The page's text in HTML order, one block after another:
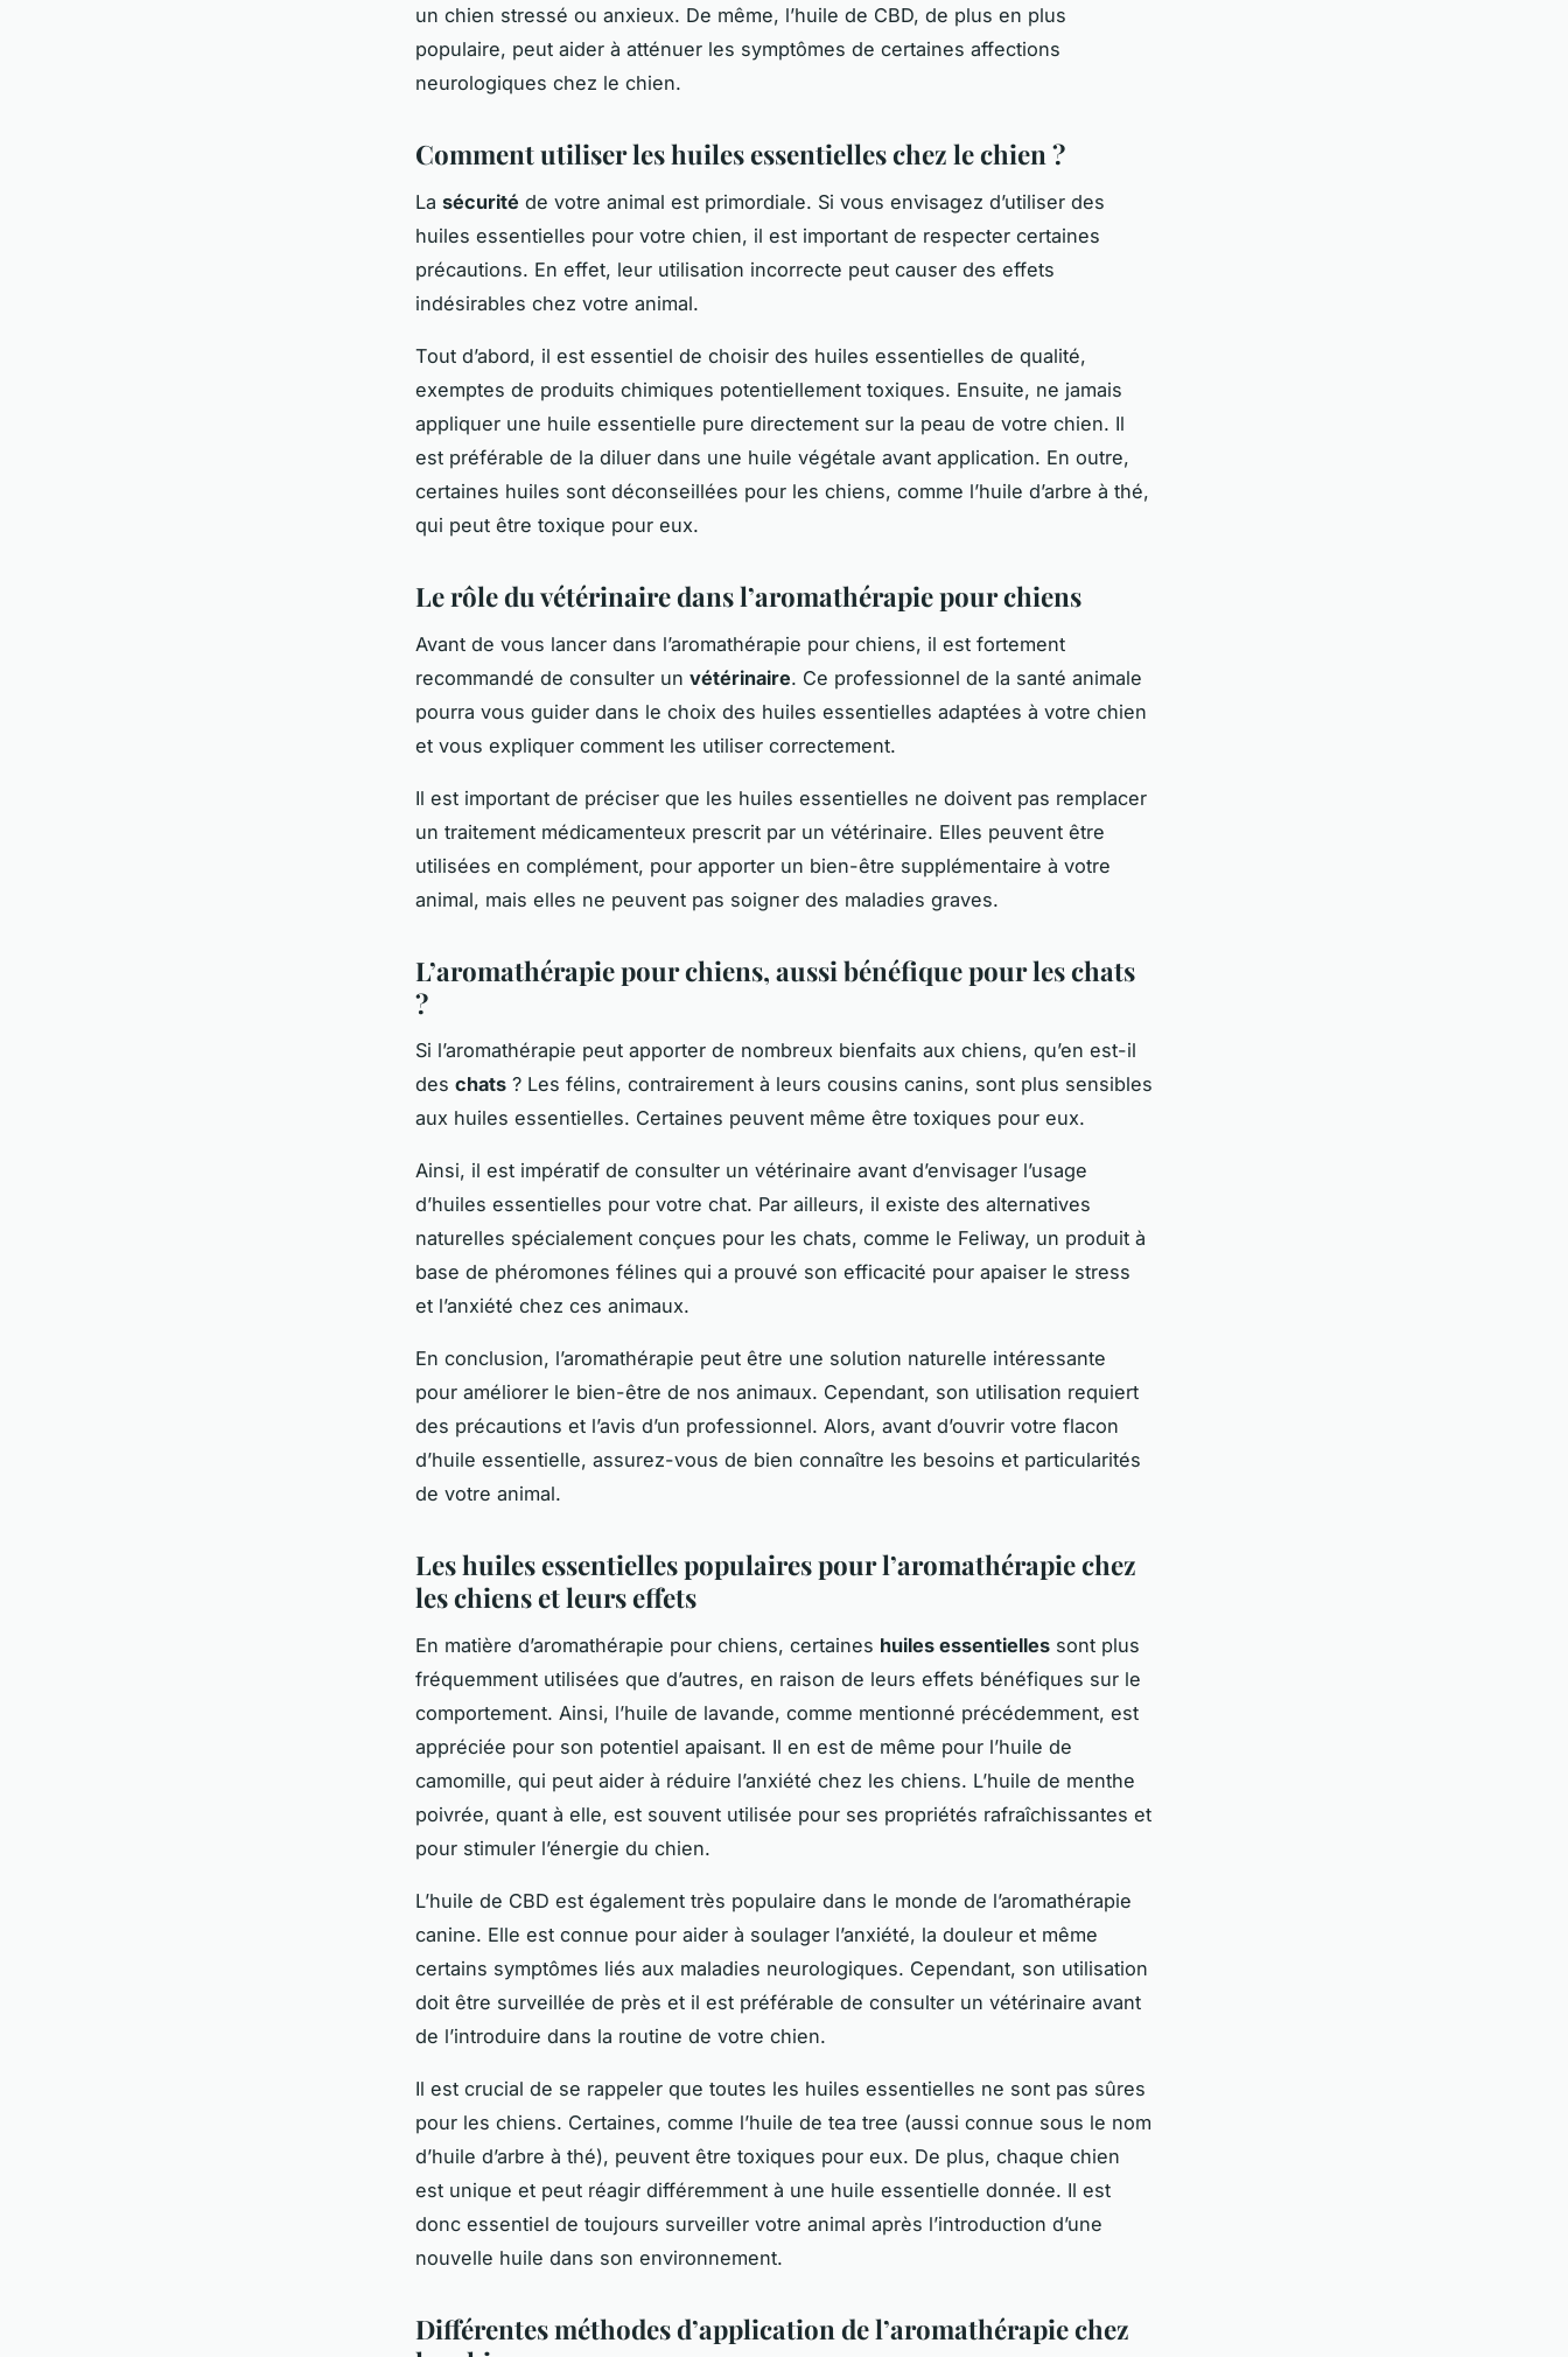
un chien stressé ou anxieux. De même, l’huile de CBD, de plus en plus
populaire, peut aider à atténuer les symptômes de certaines affections
neurologiques chez le chien.
Comment utiliser les huiles essentielles chez le chien ?
La sécurité de votre animal est primordiale. Si vous envisagez d’utiliser des
huiles essentielles pour votre chien, il est important de respecter certaines
précautions. En effet, leur utilisation incorrecte peut causer des effets
indésirables chez votre animal.
Tout d’abord, il est essentiel de choisir des huiles essentielles de qualité,
exemptes de produits chimiques potentiellement toxiques. Ensuite, ne jamais
appliquer une huile essentielle pure directement sur la peau de votre chien. Il
est préférable de la diluer dans une huile végétale avant application. En outre,
certaines huiles sont déconseillées pour les chiens, comme l’huile d’arbre à thé,
qui peut être toxique pour eux.
Le rôle du vétérinaire dans l’aromathérapie pour chiens
Avant de vous lancer dans l’aromathérapie pour chiens, il est fortement
recommandé de consulter un vétérinaire. Ce professionnel de la santé animale
pourra vous guider dans le choix des huiles essentielles adaptées à votre chien
et vous expliquer comment les utiliser correctement.
Il est important de préciser que les huiles essentielles ne doivent pas remplacer
un traitement médicamenteux prescrit par un vétérinaire. Elles peuvent être
utilisées en complément, pour apporter un bien-être supplémentaire à votre
animal, mais elles ne peuvent pas soigner des maladies graves.
L’aromathérapie pour chiens, aussi bénéfique pour les chats
?
Si l’aromathérapie peut apporter de nombreux bienfaits aux chiens, qu’en est-il
des chats ? Les félins, contrairement à leurs cousins canins, sont plus sensibles
aux huiles essentielles. Certaines peuvent même être toxiques pour eux.
Ainsi, il est impératif de consulter un vétérinaire avant d’envisager l’usage
d’huiles essentielles pour votre chat. Par ailleurs, il existe des alternatives
naturelles spécialement conçues pour les chats, comme le Feliway, un produit à
base de phéromones félines qui a prouvé son efficacité pour apaiser le stress
et l’anxiété chez ces animaux.
En conclusion, l’aromathérapie peut être une solution naturelle intéressante
pour améliorer le bien-être de nos animaux. Cependant, son utilisation requiert
des précautions et l’avis d’un professionnel. Alors, avant d’ouvrir votre flacon
d’huile essentielle, assurez-vous de bien connaître les besoins et particularités
de votre animal.
Les huiles essentielles populaires pour l’aromathérapie chez
les chiens et leurs effets
En matière d’aromathérapie pour chiens, certaines huiles essentielles sont plus
fréquemment utilisées que d’autres, en raison de leurs effets bénéfiques sur le
comportement. Ainsi, l’huile de lavande, comme mentionné précédemment, est
appréciée pour son potentiel apaisant. Il en est de même pour l’huile de
camomille, qui peut aider à réduire l’anxiété chez les chiens. L’huile de menthe
poivrée, quant à elle, est souvent utilisée pour ses propriétés rafraîchissantes et
pour stimuler l’énergie du chien.
L’huile de CBD est également très populaire dans le monde de l’aromathérapie
canine. Elle est connue pour aider à soulager l’anxiété, la douleur et même
certains symptômes liés aux maladies neurologiques. Cependant, son utilisation
doit être surveillée de près et il est préférable de consulter un vétérinaire avant
de l’introduire dans la routine de votre chien.
Il est crucial de se rappeler que toutes les huiles essentielles ne sont pas sûres
pour les chiens. Certaines, comme l’huile de tea tree (aussi connue sous le nom
d’huile d’arbre à thé), peuvent être toxiques pour eux. De plus, chaque chien
est unique et peut réagir différemment à une huile essentielle donnée. Il est
donc essentiel de toujours surveiller votre animal après l’introduction d’une
nouvelle huile dans son environnement.
Différentes méthodes d’application de l’aromathérapie chez